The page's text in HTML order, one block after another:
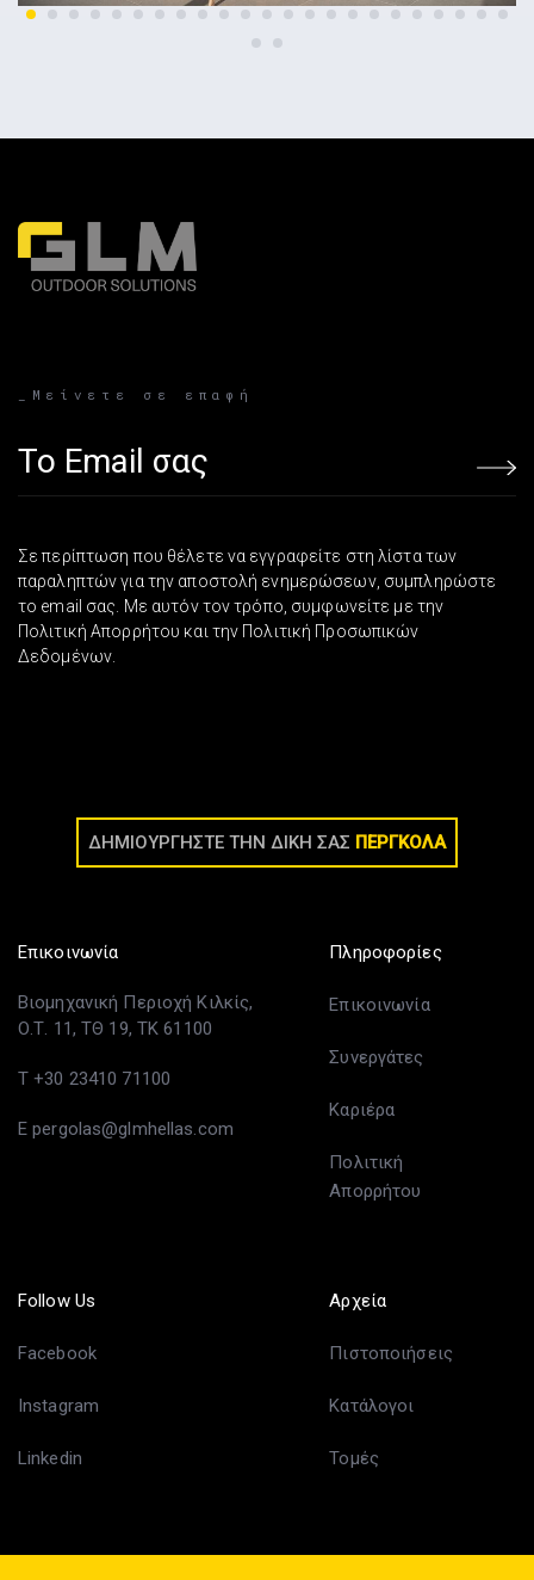
_Μείνετε σε επαφή
Email address
Σε περίπτωση που θέλετε να εγγραφείτε στη λίστα των
παραληπτών για την αποστολή ενημερώσεων, συμπληρώστε
το email σας. Με αυτόν τον τρόπο, συμφωνείτε με την
Πολιτική Απορρήτου και την Πολιτική Προσωπικών
Δεδομένων.
ΔΗΜΙΟΥΡΓΗΣΤΕ ΤΗΝ ΔΙΚΗ ΣΑΣ ΠΕΡΓΚΟΛΑ
Επικοινωνία
Βιομηχανική Περιοχή Κιλκίς,
Ο.Τ. 11, ΤΘ 19, ΤΚ 61100
T +30 23410 71100
E pergolas@glmhellas.com
Πληροφορίες
Επικοινωνία
Συνεργάτες
Καριέρα
Πολιτική
Απορρήτου
Follow Us
Facebook
Instagram
Linkedin
Αρχεία
Πιστοποιήσεις
Κατάλογοι
Τομές